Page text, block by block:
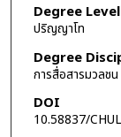
Degree Level
ปริญญาโท
Degree
การสื่อสารมวลชน
DOI
10.58837/